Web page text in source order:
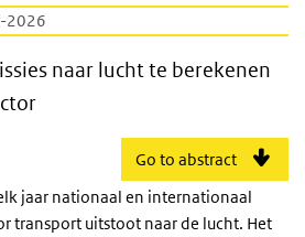
2026
naar lucht te
naar lucht te berekenen
Go to abstract
jaar nationaal en internationaal
transport uitstoot naar de lucht. Het